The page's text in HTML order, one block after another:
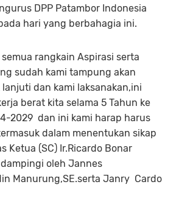
DPP Patambor Indonesia
hari yang berbahagia ini.
rangkain Aspirasi serta
sudah kami tampung akan
dan kami laksanakan,ini
berat kita selama 5 Tahun ke
2029 dan ini kami harap harus
dalam menentukan sikap
Ketua (SC) Ir.Ricardo Bonar
oleh Jannes
Manurung,SE.serta Janry Cardo